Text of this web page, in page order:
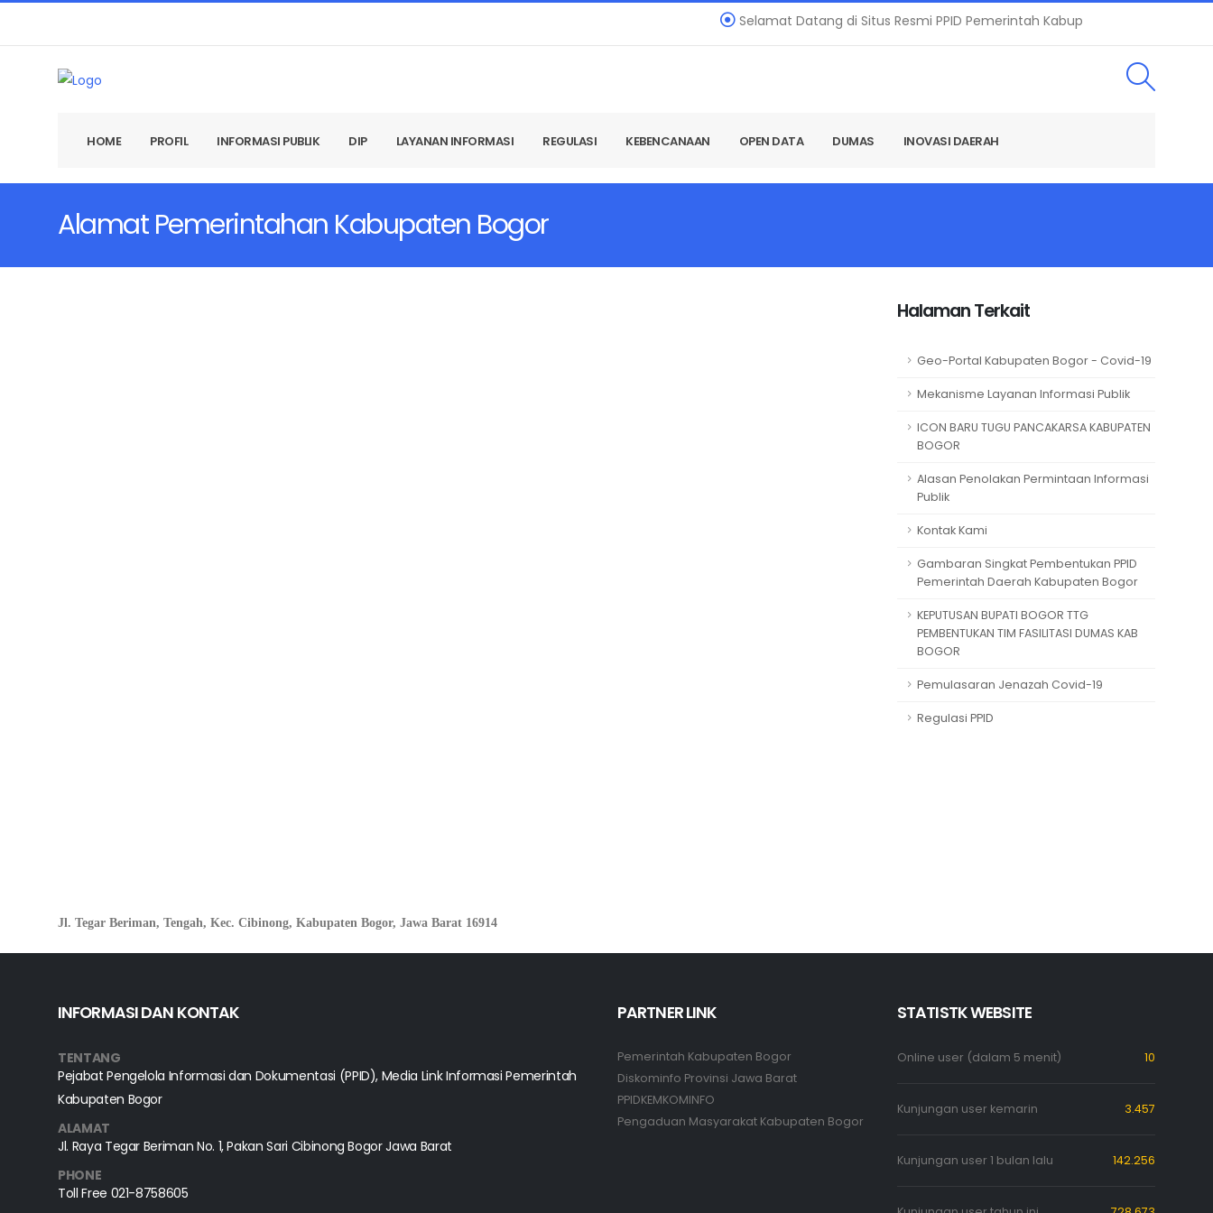
Selamat Datang di Situs Resmi PPID Pemerintah Kabupaten Bogor | Alamat
HOME PROFIL INFORMASI PUBLIK DIP LAYANAN INFORMASI REGULASI KEBENCANAAN OPEN DATA DUMAS INOVASI DAERAH
Alamat Pemerintahan Kabupaten Bogor
Jl. Tegar Beriman, Tengah, Kec. Cibinong, Kabupaten Bogor, Jawa Barat 16914
Halaman Terkait
Geo-Portal Kabupaten Bogor - Covid-19
Mekanisme Layanan Informasi Publik
ICON BARU TUGU PANCAKARSA KABUPATEN
BOGOR
Alasan Penolakan Permintaan Informasi
Publik
Kontak Kami
Gambaran Singkat Pembentukan PPID
Pemerintah Daerah Kabupaten Bogor
KEPUTUSAN BUPATI BOGOR TTG
PEMBENTUKAN TIM FASILITASI DUMAS KAB
BOGOR
Pemulasaran Jenazah Covid-19
Regulasi PPID
INFORMASI DAN KONTAK
TENTANG
Pejabat Pengelola Informasi dan Dokumentasi (PPID), Media Link Informasi Pemerintah
Kabupaten Bogor
ALAMAT
Jl. Raya Tegar Beriman No. 1, Pakan Sari Cibinong Bogor Jawa Barat
PHONE
Toll Free 021-8758605
PARTNER LINK
Pemerintah Kabupaten Bogor
Diskominfo Provinsi Jawa Barat
PPIDKEMKOMINFO
Pengaduan Masyarakat Kabupaten Bogor
STATISTK WEBSITE
Online user (dalam 5 menit) 10
Kunjungan user kemarin 3.457
Kunjungan user 1 bulan lalu 142.256